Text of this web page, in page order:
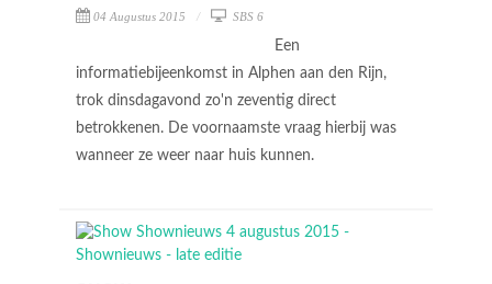
04 Augustus 2015 SBS 6
Een
informatiebijeenkomst in Alphen aan den Rijn,
trok dinsdagavond zo'n zeventig direct
betrokkenen. De voornaamste vraag hierbij was
wanneer ze weer naar huis kunnen.